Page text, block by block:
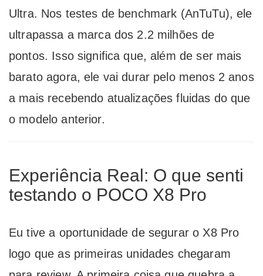
Ultra. Nos testes de benchmark (AnTuTu), ele
ultrapassa a marca dos 2.2 milhões de
pontos. Isso significa que, além de ser mais
barato agora, ele vai durar pelo menos 2 anos
a mais recebendo atualizações fluidas do que
o modelo anterior.
Experiência Real: O que senti
testando o POCO X8 Pro
Eu tive a oportunidade de segurar o X8 Pro
logo que as primeiras unidades chegaram